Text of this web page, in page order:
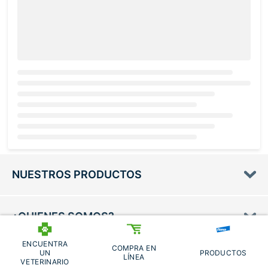
NUESTROS PRODUCTOS
¿QUIENES SOMOS?
ENCUENTRA
UN
VETERINARIO
COMPRA EN
LÍNEA
PRODUCTOS